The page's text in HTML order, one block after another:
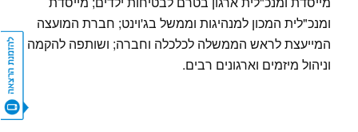
ומנכ"לית המכון למנהיגות וממשל בג'וינט; חברת המועצה
המייעצת לראש הממשלה לכלכלה וחברה; ושותפה להקמה
וניהול מיזמים וארגונים רבים.
CONTACT US